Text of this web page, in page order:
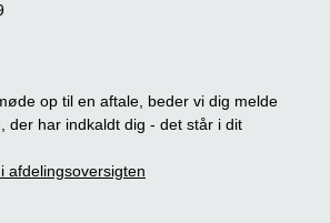
op til en aftale, beder vi dig melde
der har indkaldt dig - det står i dit
afdelingsoversigten